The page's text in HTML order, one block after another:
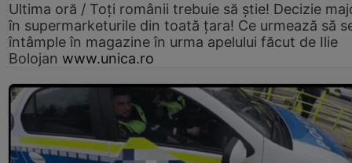
Ultima oră / Toți românii trebuie să știe! Decizie
în supermarketurile din toată țara! Ce urmează să
întâmple în magazine în urma apelului făcut de Ilie
Bolojan www.unica.ro